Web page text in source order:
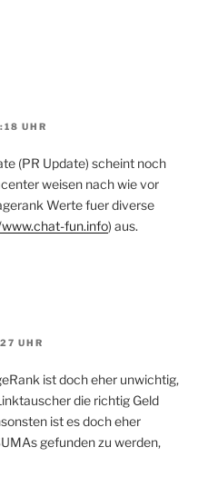
UHR
(PR Update) scheint noch
weisen nach wie vor
Werte fuer diverse
fun.info) aus.
UHR
ist doch eher unwichtig,
die richtig Geld
ist es doch eher
gefunden zu werden,